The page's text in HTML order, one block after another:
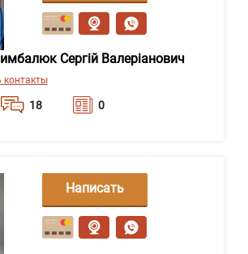
Сергій Валеріанович
контакты
18 0
сообщение
Написать
сообщение